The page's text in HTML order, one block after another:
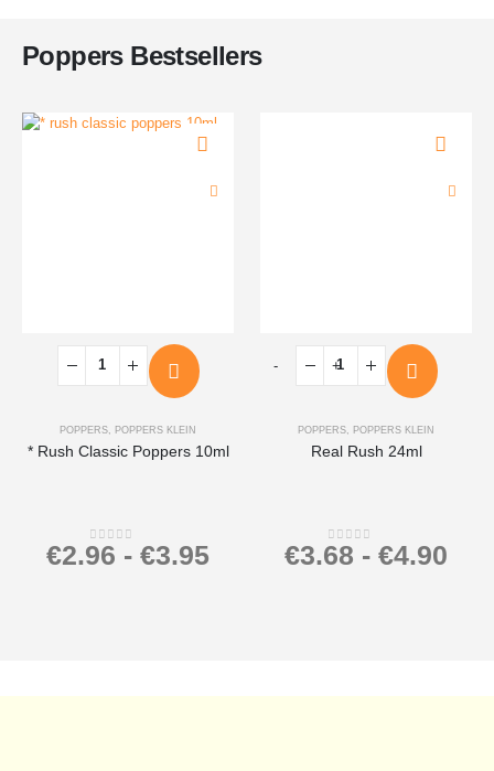
Poppers Bestsellers
POPPERS POPPERS KLEIN
* Rush Classic Poppers 10ml
0out of 5
€2.96 - €3.95
POPPERS POPPERS KLEIN
Real Rush 24ml
0out of 5
€3.68 - €4.90
- +